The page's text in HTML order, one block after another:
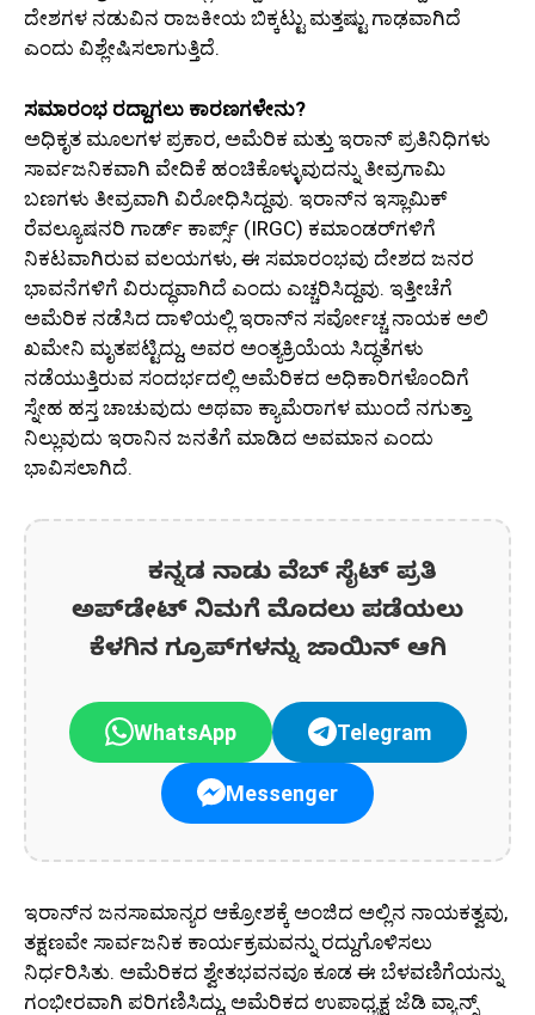
ದೇಶಗಳ ನಡುವಿನ ರಾಜಕೀಯ ಬಿಕ್ಕಟ್ಟು ಮತ್ತಷ್ಟು ಗಾಢವಾಗಿದೆ
ಎಂದು ವಿಶ್ಲೇಷಿಸಲಾಗುತ್ತಿದೆ.
ಸಮಾರಂಭ ರದ್ದಾಗಲು ಕಾರಣಗಳೇನು?
ಅಧಿಕೃತ ಮೂಲಗಳ ಪ್ರಕಾರ, ಅಮೆರಿಕ ಮತ್ತು ಇರಾನ್ ಪ್ರತಿನಿಧಿಗಳು
ಸಾರ್ವಜನಿಕವಾಗಿ ವೇದಿಕೆ ಹಂಚಿಕೊಳ್ಳುವುದನ್ನು ತೀವ್ರಗಾಮಿ
ಬಣಗಳು ತೀವ್ರವಾಗಿ ವಿರೋಧಿಸಿದ್ದವು. ಇರಾನ್‌ನ ಇಸ್ಲಾಮಿಕ್
ರೆವಲ್ಯೂಷನರಿ ಗಾರ್ಡ್ ಕಾರ್ಪ್ಸ್ (IRGC) ಕಮಾಂಡರ್‌ಗಳಿಗೆ
ನಿಕಟವಾಗಿರುವ ವಲಯಗಳು, ಈ ಸಮಾರಂಭವು ದೇಶದ ಜನರ
ಭಾವನೆಗಳಿಗೆ ವಿರುದ್ಧವಾಗಿದೆ ಎಂದು ಎಚ್ಚರಿಸಿದ್ದವು. ಇತ್ತೀಚೆಗೆ
ಅಮೆರಿಕ ನಡೆಸಿದ ದಾಳಿಯಲ್ಲಿ ಇರಾನ್‌ನ ಸರ್ವೋಚ್ಚ ನಾಯಕ ಅಲಿ
ಖಮೇನಿ ಮೃತಪಟ್ಟಿದ್ದು, ಅವರ ಅಂತ್ಯಕ್ರಿಯೆಯ ಸಿದ್ಧತೆಗಳು
ನಡೆಯುತ್ತಿರುವ ಸಂದರ್ಭದಲ್ಲಿ ಅಮೆರಿಕದ ಅಧಿಕಾರಿಗಳೊಂದಿಗೆ
ಸ್ನೇಹ ಹಸ್ತ ಚಾಚುವುದು ಅಥವಾ ಕ್ಯಾಮೆರಾಗಳ ಮುಂದೆ ನಗುತ್ತಾ
ನಿಲ್ಲುವುದು ಇರಾನಿನ ಜನತೆಗೆ ಮಾಡಿದ ಅವಮಾನ ಎಂದು
ಭಾವಿಸಲಾಗಿದೆ.
ಕನ್ನಡ ನಾಡು ವೆಬ್ ಸೈಟ್ ಪ್ರತಿ
ಅಪ್‌ಡೇಟ್‌ ನಿಮಗೆ ಮೊದಲು ಪಡೆಯಲು
ಕೆಳಗಿನ ಗ್ರೂಪ್‌ಗಳನ್ನು ಜಾಯಿನ್ ಆಗಿ
WhatsApp Telegram
Messenger
ಇರಾನ್‌ನ ಜನಸಾಮಾನ್ಯರ ಆಕ್ರೋಶಕ್ಕೆ ಅಂಜಿದ ಅಲ್ಲಿನ ನಾಯಕತ್ವವು,
ತಕ್ಷಣವೇ ಸಾರ್ವಜನಿಕ ಕಾರ್ಯಕ್ರಮವನ್ನು ರದ್ದುಗೊಳಿಸಲು
ನಿರ್ಧರಿಸಿತು. ಅಮೆರಿಕದ ಶ್ವೇತಭವನವೂ ಕೂಡ ಈ ಬೆಳವಣಿಗೆಯನ್ನು
ಗಂಭೀರವಾಗಿ ಪರಿಗಣಿಸಿದ್ದು, ಅಮೆರಿಕದ ಉಪಾಧ್ಯಕ್ಷ ಜೆಡಿ ವ್ಯಾನ್ಸ್